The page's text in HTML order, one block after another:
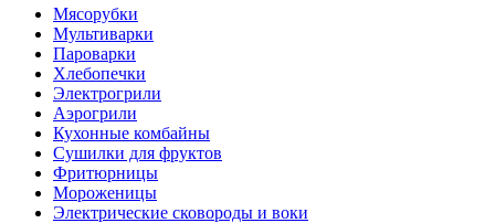
Мясорубки
Мультиварки
Пароварки
Хлебопечки
Электрогрили
Аэрогрили
Кухонные комбайны
Сушилки для фруктов
Фритюрницы
Мороженицы
Электрические сковороды и воки